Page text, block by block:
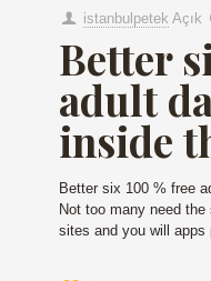
istanbulpetek Açık
Better
adult
inside
Better six 100 % free
Not too many need
sites and you will apps